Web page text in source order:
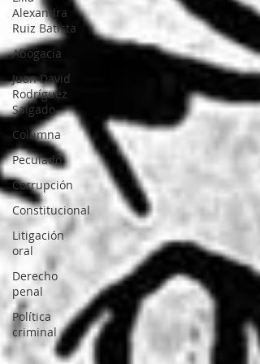
Alexandra
Ruiz Batista
Abogacía
Juan David
Rodríguez
Salgado
Columna
Peculado
Corrupción
Constitucional
Litigación
oral
Derecho
penal
Política
criminal